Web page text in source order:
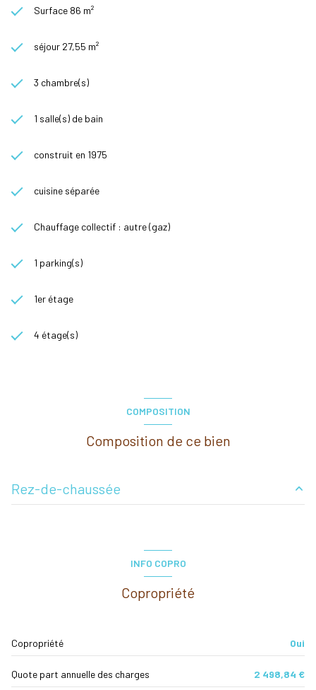
Surface 86 m²
séjour 27,55 m²
3 chambre(s)
1 salle(s) de bain
construit en 1975
cuisine séparée
Chauffage collectif : autre (gaz)
1 parking(s)
1er étage
4 étage(s)
COMPOSITION
Composition de ce bien
Rez-de-chaussée
Chambre
Chambre 10.76 m²
INFO COPRO
Copropriété
Copropriété Oui
Quote part annuelle des charges 2 498,84 €